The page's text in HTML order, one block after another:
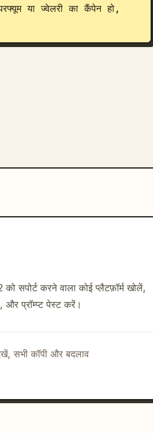
या ज्वेलरी का कैंपेन हो,
सपोर्ट करने वाला कोई प्लैटफ़ॉर्म खोलें,
प्रॉम्प्ट पेस्ट करें।
सभी कॉपी और बदलाव